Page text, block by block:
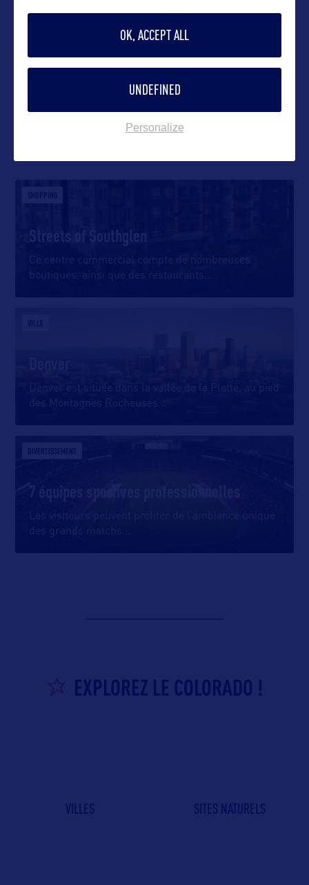
SHOPPING
Streets of Southglen
Ce centre commercial compte de nombreuses
boutiques, ainsi que des restaurants
VILLE
Denver est située dans la vallée de la Platte, au pied
des Montagnes Rocheuses
DIVERTISSEMENT
7 équipes sportives professionnelles
Les visiteurs peuvent profiter de l’ambiance unique
des grands matchs
EXPLOREZ LE COLORADO !
VILLES SITES NATURELS
OK, ACCEPT ALL
UNDEFINED
Personalize